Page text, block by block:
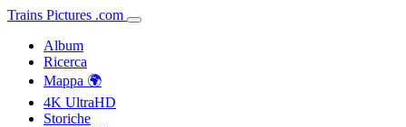
Trains Pictures .com
Album
Ricerca
Mappa 🌍
4K UltraHD
Storiche